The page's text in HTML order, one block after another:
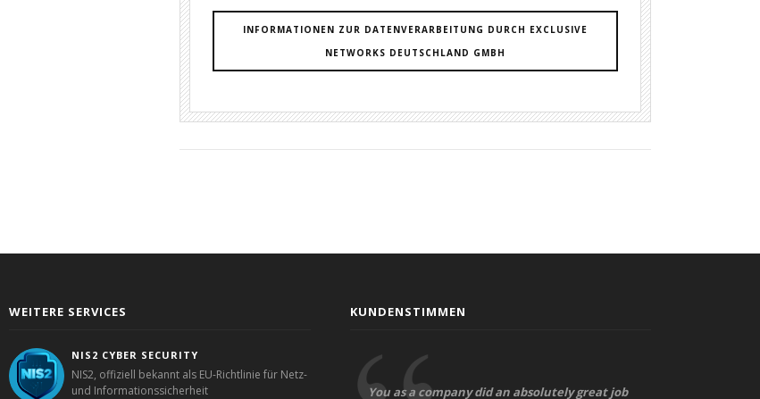
INFORMATIONEN ZUR DATENVERARBEITUNG DURCH EXCLUSIVE
NETWORKS DEUTSCHLAND GMBH
WEITERE SERVICES
NIS2 CYBER SECURITY
NIS2, offiziell bekannt als EU-Richtlinie für Netz-
und Informationssicherheit
KUNDENSTIMMEN
You as a company did an absolutely great job